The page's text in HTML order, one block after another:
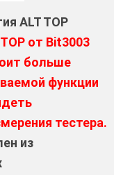
ALT TOP
от Bit3003
больше
функции
тестера.
из